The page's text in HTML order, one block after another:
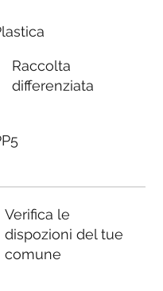
Raccolta
differenziata
Verifica le
dispozioni del tue
comune